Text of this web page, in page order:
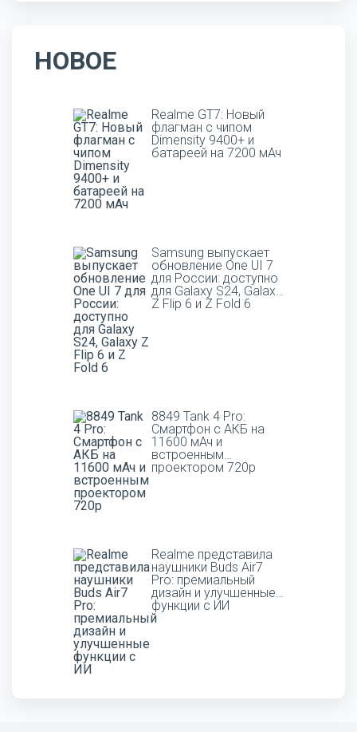
НОВОЕ
Realme GT7: Новый
флагман с чипом
Dimensity 9400+ и
батареей на 7200 мАч
Samsung выпускает
обновление One UI 7
для России: доступно
для Galaxy S24, Galaxy
Z Flip 6 и Z Fold 6
8849 Tank 4 Pro:
Смартфон с АКБ на
11600 мАч и
встроенным
проектором 720p
Realme представила
наушники Buds Air7
Pro: премиальный
дизайн и улучшенные
функции с ИИ